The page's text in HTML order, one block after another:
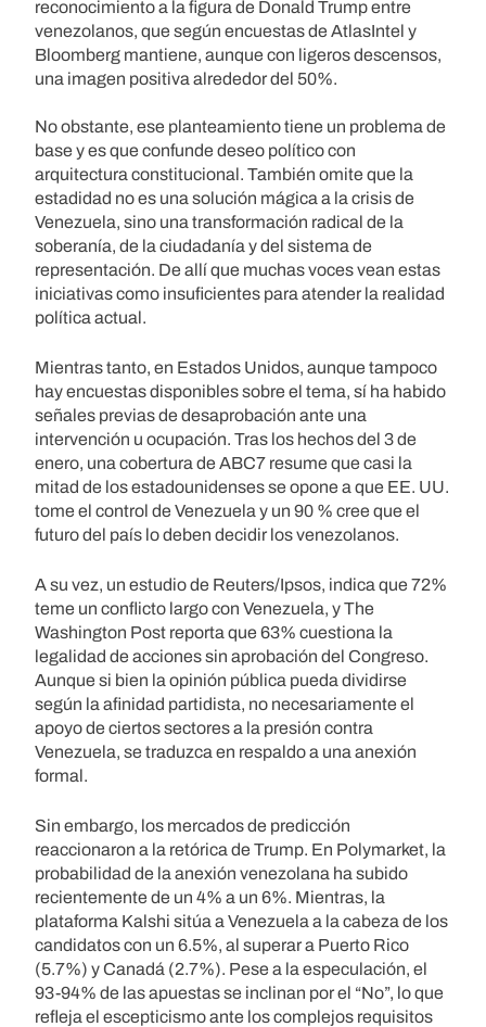
reconocimiento a la figura de Donald Trump entre
venezolanos, que según encuestas de AtlasIntel y
Bloomberg mantiene, aunque con ligeros descensos,
una imagen positiva alrededor del 50%.
No obstante, ese planteamiento tiene un problema de
base y es que confunde deseo político con
arquitectura constitucional. También omite que la
estadidad no es una solución mágica a la crisis de
Venezuela, sino una transformación radical de la
soberanía, de la ciudadanía y del sistema de
representación. De allí que muchas voces vean estas
iniciativas como insuficientes para atender la realidad
política actual.
Mientras tanto, en Estados Unidos, aunque tampoco
hay encuestas disponibles sobre el tema, sí ha habido
señales previas de desaprobación ante una
intervención u ocupación. Tras los hechos del 3 de
enero, una cobertura de ABC7 resume que casi la
mitad de los estadounidenses se opone a que EE. UU.
tome el control de Venezuela y un 90 % cree que el
futuro del país lo deben decidir los venezolanos.
A su vez, un estudio de Reuters/Ipsos, indica que 72%
teme un conflicto largo con Venezuela, y The
Washington Post reporta que 63% cuestiona la
legalidad de acciones sin aprobación del Congreso.
Aunque si bien la opinión pública pueda dividirse
según la afinidad partidista, no necesariamente el
apoyo de ciertos sectores a la presión contra
Venezuela, se traduzca en respaldo a una anexión
formal.
Sin embargo, los mercados de predicción
reaccionaron a la retórica de Trump. En Polymarket, la
probabilidad de la anexión venezolana ha subido
recientemente de un 4% a un 6%. Mientras, la
plataforma Kalshi sitúa a Venezuela a la cabeza de los
candidatos con un 6.5%, al superar a Puerto Rico
(5.7%) y Canadá (2.7%). Pese a la especulación, el
93-94% de las apuestas se inclinan por el “No”, lo que
refleja el escepticismo ante los complejos requisitos